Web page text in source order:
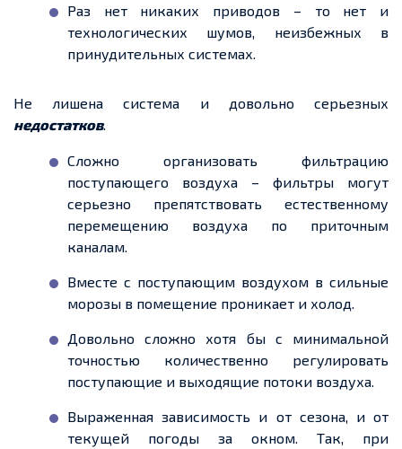
Раз нет никаких приводов – то нет и
технологических шумов, неизбежных в
принудительных системах.
Не лишена система и довольно серьезных
недостатков.
Сложно организовать фильтрацию
поступающего воздуха – фильтры могут
серьезно препятствовать естественному
перемещению воздуха по приточным
каналам.
Вместе с поступающим воздухом в сильные
морозы в помещение проникает и холод.
Довольно сложно хотя бы с минимальной
точностью количественно регулировать
поступающие и выходящие потоки воздуха.
Выраженная зависимость и от сезона, и от
текущей погоды за окном. Так, при